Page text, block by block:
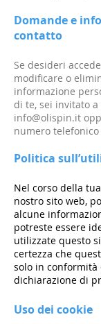
Domande e
contatto
Se desideri
modificare o
informazione
di te, sei invitato
info@olispin.it
numero telefonico
Politica
Nel corso della
nostro sito web,
alcune
potreste essere
utilizzate questo
certezza che
solo in conformità
dichiarazione di
Uso dei cookie